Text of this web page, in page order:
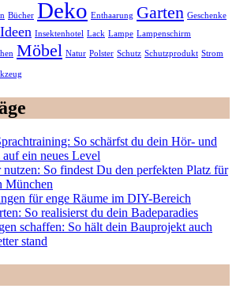
Bücher Deko Enthaarung Garten Geschenke
Ideen Insektenhotel Lack Lampe Lampenschirm
Möbel Natur Polster Schutz Schutzprodukt Strom
So schärfst du dein Hör- und
ein neues Level
nutzen: So findest Du den perfekten Platz für
München
für enge Räume im DIY-Bereich
So realisierst du dein Badeparadies
schaffen: So hält dein Bauprojekt auch
stand